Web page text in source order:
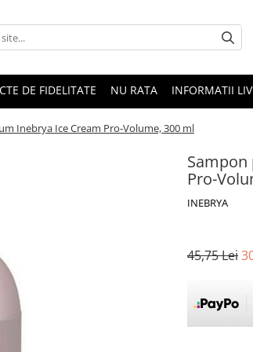
DE FIDELITATE NU RATA INFORMATII
Inebrya Ice Cream Pro-Volume, 300 ml
Pro-
INEBRYA
45,75 Lei